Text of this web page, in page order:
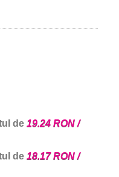
de 19.24 RON /
de 18.17 RON /